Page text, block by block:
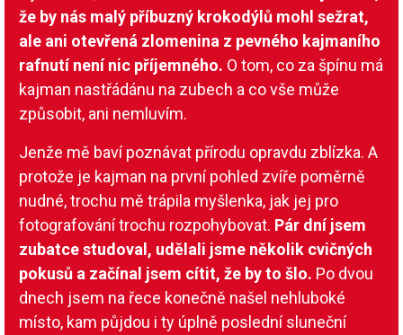
že by nás malý příbuzný krokodýlů mohl sežrat,
ale ani otevřená zlomenina z pevného kajmaního
rafnutí není nic příjemného. O tom, co za špínu má
kajman nastřádánu na zubech a co vše může
způsobit, ani nemluvím.
Jenže mě baví poznávat přírodu opravdu zblízka. A
protože je kajman na první pohled zvíře poměrně
nudné, trochu mě trápila myšlenka, jak jej pro
fotografování trochu rozpohybovat. Pár dní jsem
zubatce studoval, udělali jsme několik cvičných
pokusů a začínal jsem cítit, že by to šlo. Po dvou
dnech jsem na řece konečně našel nehluboké
místo, kam půjdou i ty úplně poslední sluneční